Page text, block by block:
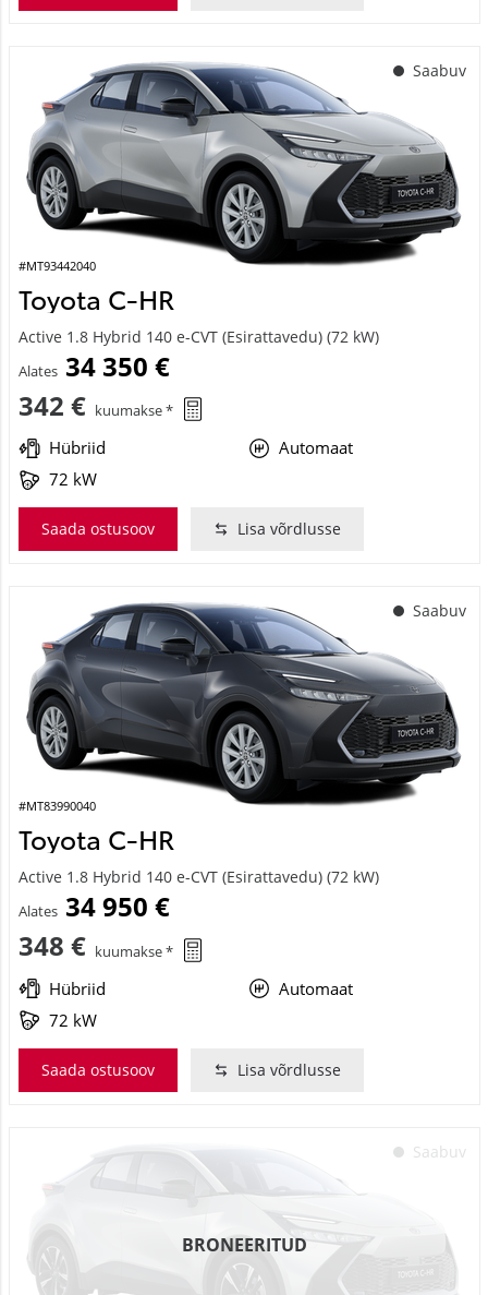
Saabuv
#MT93442040
Toyota C-HR
Active 1.8 Hybrid 140 e-CVT (Esirattavedu) (72 kW)
Alates 34 350 €
342 € kuumakse *
Hübriid
Automaat
72 kW
Saada ostusoov Lisa võrdlusse
Saabuv
#MT83990040
Toyota C-HR
Active 1.8 Hybrid 140 e-CVT (Esirattavedu) (72 kW)
Alates 34 950 €
348 € kuumakse *
Hübriid
Automaat
72 kW
Saada ostusoov Lisa võrdlusse
Saabuv
BRONEERITUD